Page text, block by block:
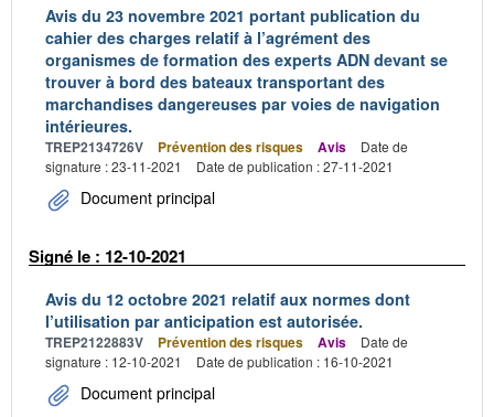
Avis du 23 novembre 2021 portant publication du
cahier des charges relatif à l’agrément des
organismes de formation des experts ADN devant se
trouver à bord des bateaux transportant des
marchandises dangereuses par voies de navigation
intérieures.
TREP2134726V Prévention des risques Avis
Date de
signature : 23-11-2021
Date de publication : 27-11-2021
Document principal
Signé le : 12-10-2021
Avis du 12 octobre 2021 relatif aux normes dont
l’utilisation par anticipation est autorisée.
TREP2122883V Prévention des risques Avis
Date de
signature : 12-10-2021
Date de publication : 16-10-2021
Document principal